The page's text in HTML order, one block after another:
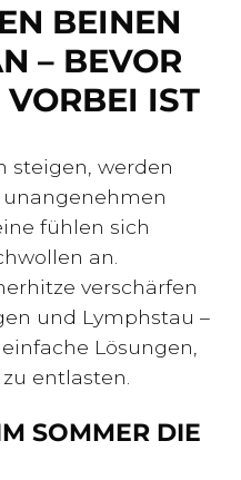
BEINEN
– BEVOR
IST
steigen, werden
fühlen sich
an.
verschärfen
und Lymphstau –
Lösungen,
entlasten.
SOMMER DIE